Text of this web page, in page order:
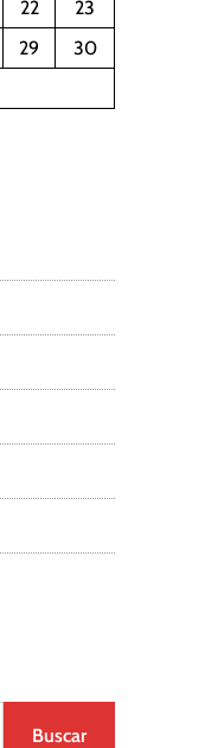
22
23
29
30
Buscar